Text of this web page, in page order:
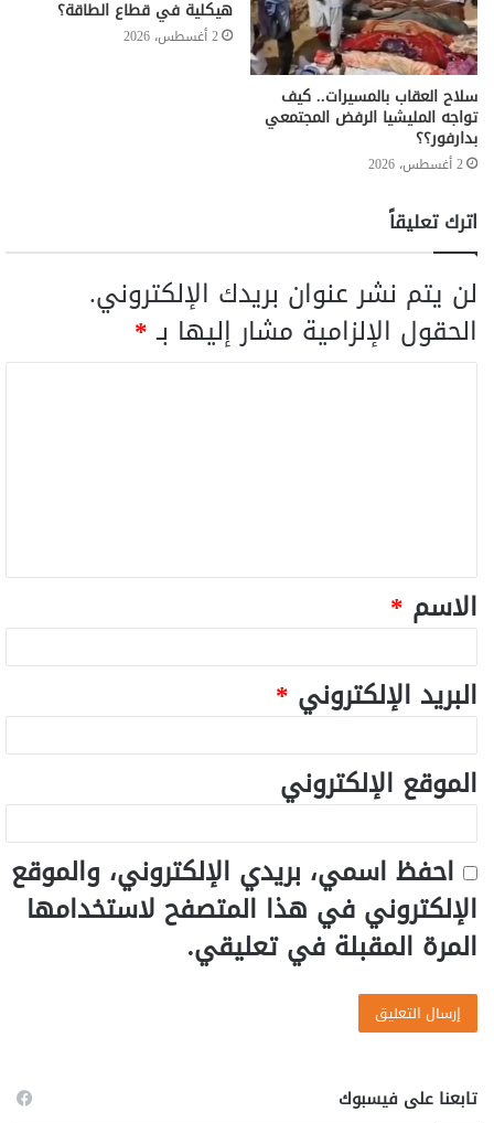
سلاح العقاب بالمسيرات.. كيف
تواجه المليشيا الرفض المجتمعي
بدارفور؟؟
2 أغسطس، 2026
هيكلية في قطاع الطاقة؟
2 أغسطس، 2026
اترك تعليقاً
لن يتم نشر عنوان بريدك الإلكتروني.
الحقول الإلزامية مشار إليها بـ*
الاسم *
البريد الإلكتروني *
الموقع الإلكتروني
احفظ اسمي، بريدي الإلكتروني، والموقع
الإلكتروني في هذا المتصفح لاستخدامها
المرة المقبلة في تعليقي.
تابعنا على فيسبوك